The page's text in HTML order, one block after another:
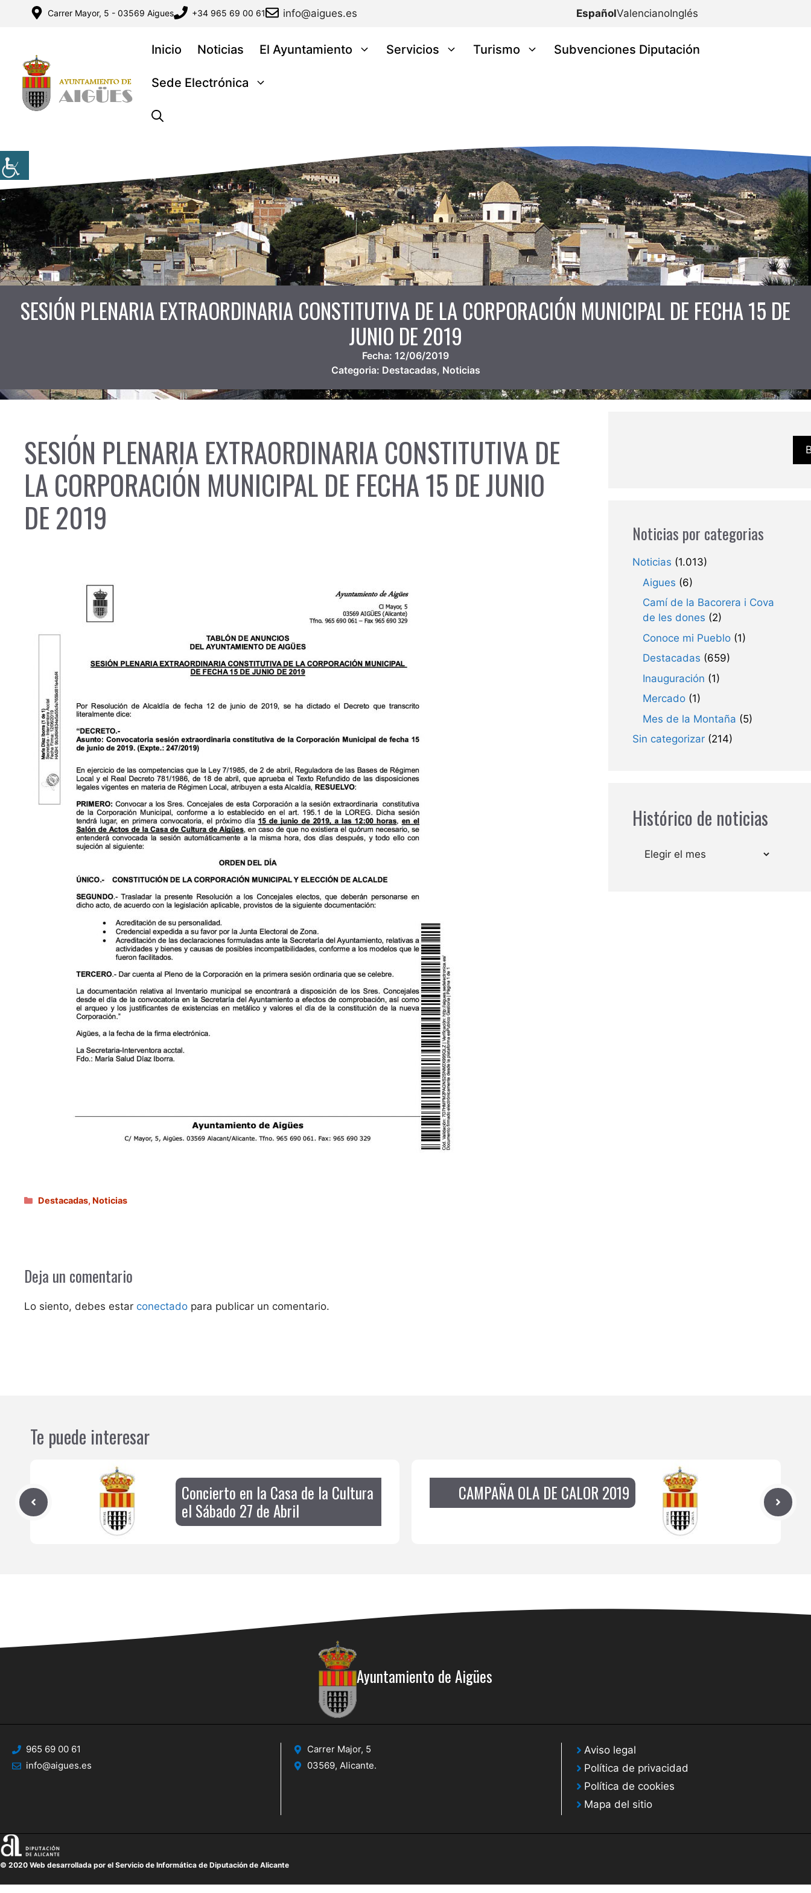
Carrer Mayor, 5 - 03569 Aigues +34 965 69 00 61 info@aigues.es EspañolValencianoInglés
Inicio Noticias El Ayuntamiento Servicios Turismo Subvenciones Diputación
Sede Electrónica
SESIÓN PLENARIA EXTRAORDINARIA CONSTITUTIVA DE LA CORPORACIÓN MUNICIPAL DE FECHA 15 DE
JUNIO DE 2019
Fecha: 12/06/2019
Categoria: Destacadas, Noticias
SESIÓN PLENARIA EXTRAORDINARIA CONSTITUTIVA DE
LA CORPORACIÓN MUNICIPAL DE FECHA 15 DE JUNIO
DE 2019
Categorías
Destacadas, Noticias
Deja un comentario
Lo siento, debes estar conectado para publicar un comentario.
Noticias por categorias
Noticias (1.013)
Aigues (6)
Camí de la Bacorera i Cova
de les dones (2)
Conoce mi Pueblo (1)
Destacadas (659)
Inauguración (1)
Mercado (1)
Mes de la Montaña (5)
Sin categorizar (214)
Histórico de noticias
Archivos
Te puede interesar
Concierto en la Casa de la Cultura
el Sábado 27 de Abril
CAMPAÑA OLA DE CALOR 2019
Ayuntamiento de Aigües
965 69 00 61
info@aigues.es
Carrer Major, 5
03569, Alicante.
Aviso legal
Política de privacidad
Política de cookies
Mapa del sitio
© 2020 Web desarrollada por el Servicio de Informática de Diputación de Alicante